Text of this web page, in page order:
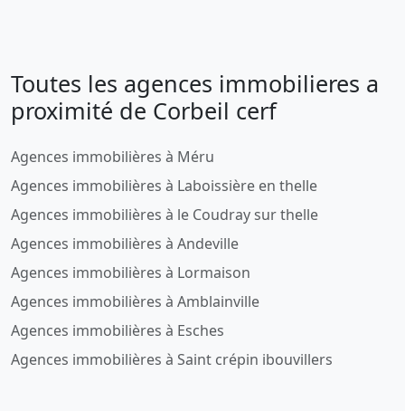
Toutes les agences immobilieres a
proximité de Corbeil cerf
Agences immobilières à Méru
Agences immobilières à Laboissière en thelle
Agences immobilières à le Coudray sur thelle
Agences immobilières à Andeville
Agences immobilières à Lormaison
Agences immobilières à Amblainville
Agences immobilières à Esches
Agences immobilières à Saint crépin ibouvillers